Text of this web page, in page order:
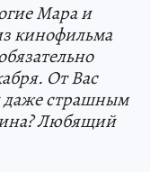
Мара и
кинофильма
От Вас
даже страшным
Любящий